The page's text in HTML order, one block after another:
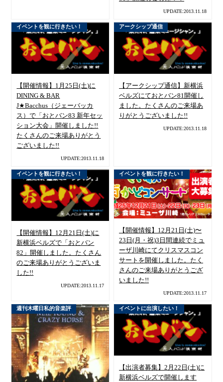
UPDATE:2013.11.18
イベントを観に行きたい！
【開催情報】1月25日(土)に
DINING & BAR
J★Bacchus（ジェーバッカ
ス）で「おとバン83 新年セッ
ション大会」開催しました!!
たくさんのご来場ありがとう
ございました!!
UPDATE:2013.11.18
アークシップ通信
【アークシップ通信】新横浜
ベルズにておとバン81開催し
ました。たくさんのご来場あ
りがとうございました!!
UPDATE:2013.11.18
イベントを観に行きたい！
【開催情報】12月21日(土)に
新横浜ベルズで「おとバン
82」開催しました。たくさん
のご来場ありがとうございま
した!!
UPDATE:2013.11.17
イベントを観に行きたい！
【開催情報】12月21日(土)〜
23日(月・祝)3日間連続でミュ
ーザ川崎にてクリスマスコン
サートを開催しました。たく
さんのご来場ありがとうござ
いました!!
UPDATE:2013.11.17
週刊木曜日私的音楽評 イベントに出演したい！
【出演者募集】2月22日(土)に
新横浜ベルズで開催します